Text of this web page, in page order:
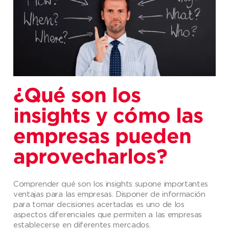
¿Qué son los
insights y cómo las
empresas pueden
aprovecharlos?
Comprender qué son los insights supone importantes
ventajas para las empresas. Disponer de información
para tomar decisiones acertadas es uno de los
aspectos diferenciales que permiten a las empresas
establecerse en diferentes mercados.